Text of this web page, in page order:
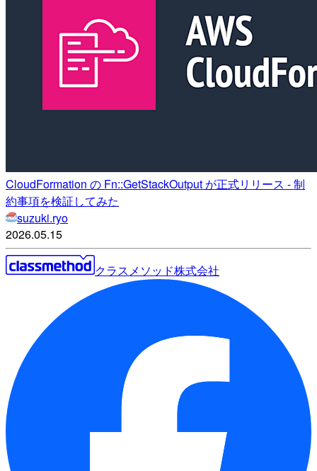
CloudFormation の Fn::GetStackOutput が正式リリース - 制
約事項を検証してみた
suzuki.ryo
2026.05.15
クラスメソッド株式会社